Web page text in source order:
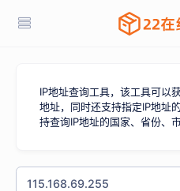
IP地址查询工具，该工具可以
地址，同时还支持指定IP地址
持查询IP地址的国家、省份、